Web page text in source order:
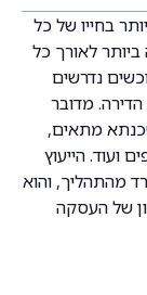
בחייו של כל
לאורך כל
נדרשים
מדובר
מתאים,
ועוד. הייעוץ
מהתהליך, והוא
של העסקה